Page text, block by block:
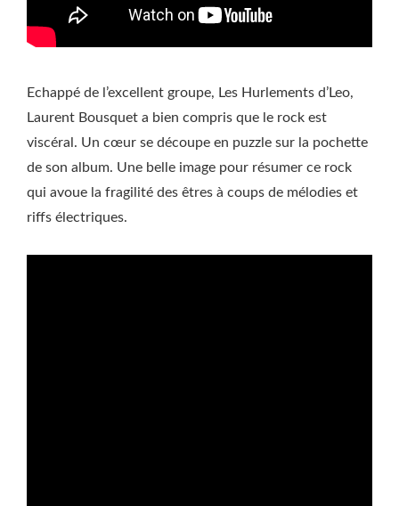
Echappé de l’excellent groupe, Les Hurlements d’Leo,
Laurent Bousquet a bien compris que le rock est
viscéral. Un cœur se découpe en puzzle sur la pochette
de son album. Une belle image pour résumer ce rock
qui avoue la fragilité des êtres à coups de mélodies et
riffs électriques.